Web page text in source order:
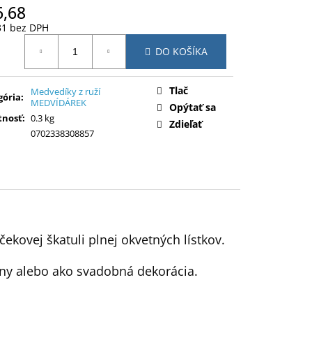
bez DPH
DO KOŠÍKA
:
Medvedíky z ruží
MEDVÍDÁREK
: 0.3 kg
0702338308857
Tlač
Opýtať sa
Zdieľať
škatuli plnej okvetných lístkov.
alebo ako svadobná dekorácia.